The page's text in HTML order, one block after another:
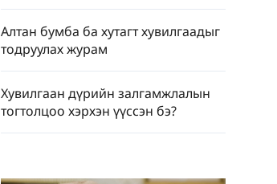
Алтан бумба ба хутагт хувилгаадыг
тодруулах журам
Хувилгаан дүрийн залгамжлалын
тогтолцоо хэрхэн үүссэн бэ?